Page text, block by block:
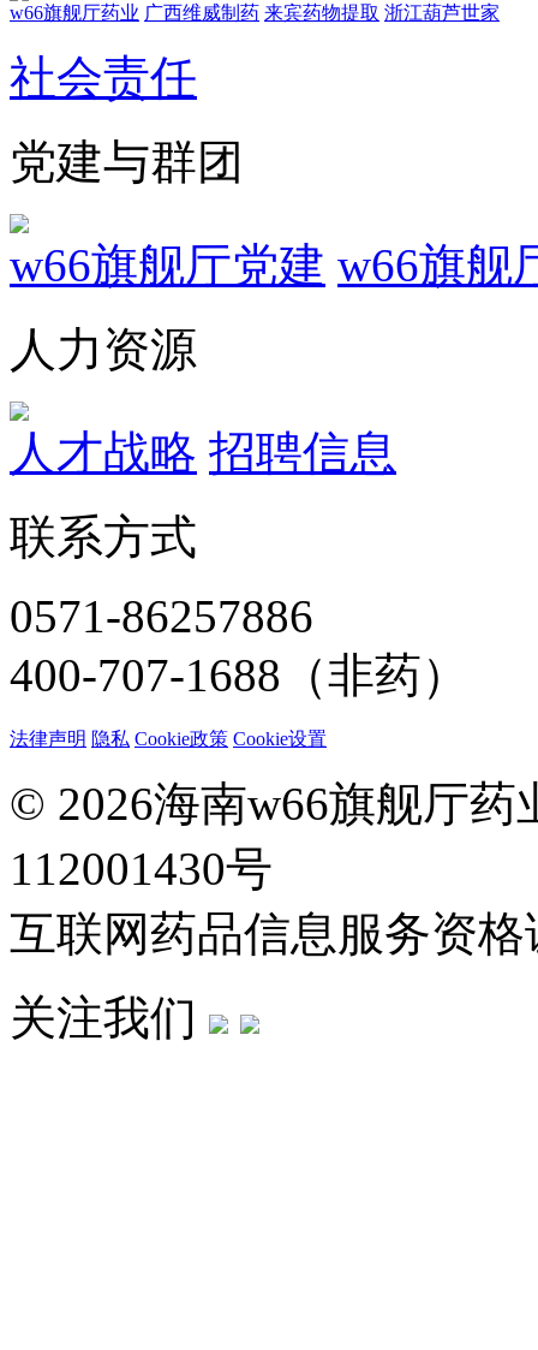
w66旗舰厅药业 广西维威制药 来宾药物提取 浙江葫芦世家
社会责任
党建与群团
w66旗舰厅党建 w66旗舰
人力资源
人才战略 招聘信息
联系方式
0571-86257886
400-707-1688（非药）
法律声明 隐私 Cookie政策 Cookie设置
© 2026海南w66旗舰厅
112001430号
互联网药品信息服务资格
关注我们